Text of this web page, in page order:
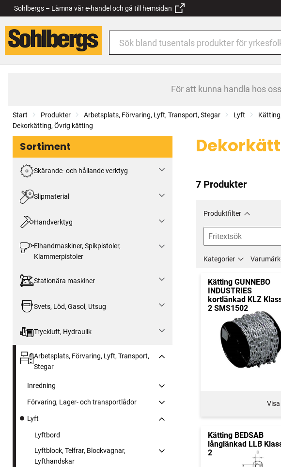
Sohlbergs – Lämna vår e-handel och gå till hemsidan
För att kunna handla hos
Start Produkter Arbetsplats, Förvaring, Lyft, Transport, Stegar Lyft
Dekorkätting, Övrig kätting
Sortiment
Skärande- och hållande verktyg
Slipmaterial
Handverktyg
Elhandmaskiner, Spikpistoler,
Klammerpistoler
Stationära maskiner
Svets, Löd, Gasol, Utsug
Tryckluft, Hydraulik
Arbetsplats, Förvaring, Lyft, Transport,
Stegar
Inredning
Förvaring, Lager- och transportlådor
Lyft
Lyftbord
Lyftblock, Telfrar, Blockvagnar,
Lyfthandskar
7 Produkter
Produktfilter
Kategorier
Kätting GUNNEBO
INDUSTRIES
kortlänkad KLZ
2 SMS1502
Visa
Kätting BEDSAB
långlänkad LLB
2